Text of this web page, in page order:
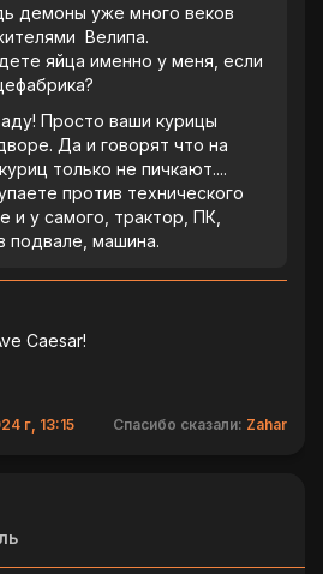
демоны уже много веков
Велипа.
яйца именно у меня, если
Просто ваши курицы
Да и говорят что на
только не пичкают....
против технического
и у самого, трактор, ПК,
подвале, машина.
Caesar!
г, 13:15 Спасибо сказали: Zahar